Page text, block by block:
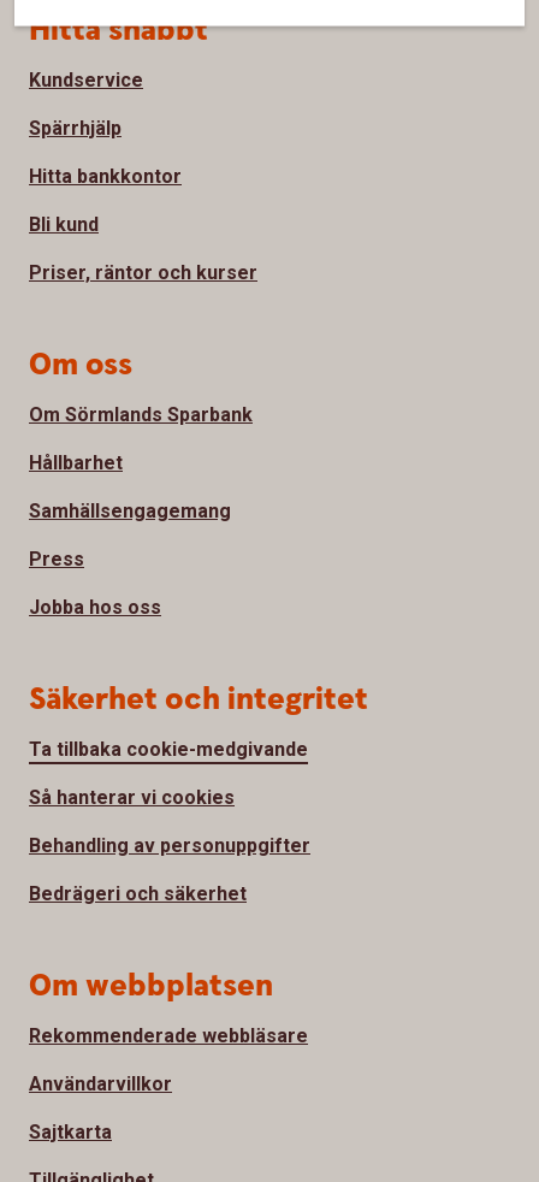
Sidfot
Hitta snabbt
Kundservice
Spärrhjälp
Hitta bankkontor
Bli kund
Priser, räntor och kurser
Om oss
Om Sörmlands Sparbank
Hållbarhet
Samhällsengagemang
Press
Jobba hos oss
Säkerhet och integritet
Ta tillbaka cookie-medgivande
Så hanterar vi cookies
Behandling av personuppgifter
Bedrägeri och säkerhet
Om webbplatsen
Rekommenderade webbläsare
Användarvillkor
Sajtkarta